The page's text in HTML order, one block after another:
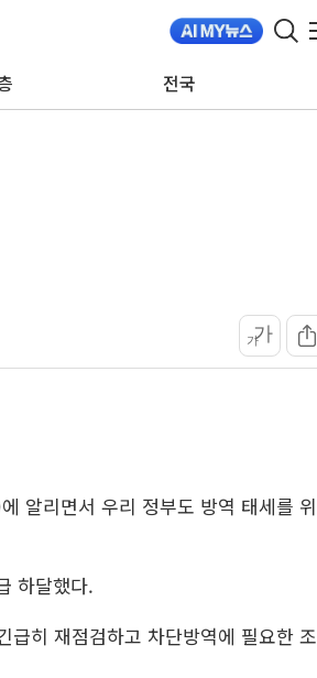
전국
가가
알리면서 우리 정부도 방역 태세를 위
하달했다.
급히 재점검하고 차단방역에 필요한 조